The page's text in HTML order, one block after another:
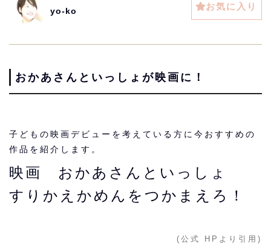
yo-ko お気に入り
おかあさんといっしょが映画に！
子どもの映画デビューを考えている方に今おすすめの
作品を紹介します。
映画 おかあさんといっしょ
すりかえかめんをつかまえろ！
(公式 HPより引用)